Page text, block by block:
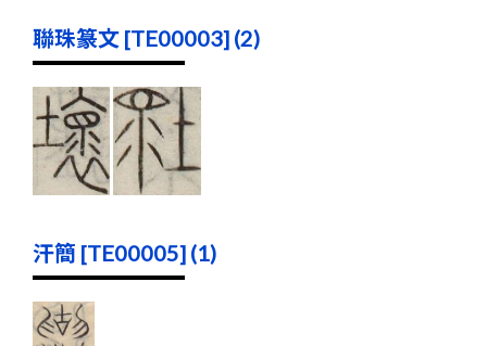
聯珠篆文 [TE00003] (2)
汗簡 [TE00005] (1)